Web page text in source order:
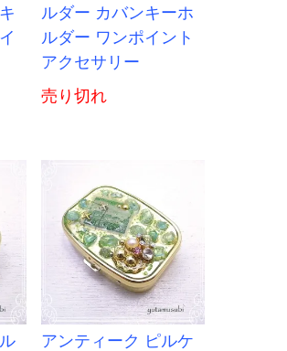
ルダー カバンキーホ
ルダー ワンポイント
アクセサリー
売り切れ
アンティーク ピルケ